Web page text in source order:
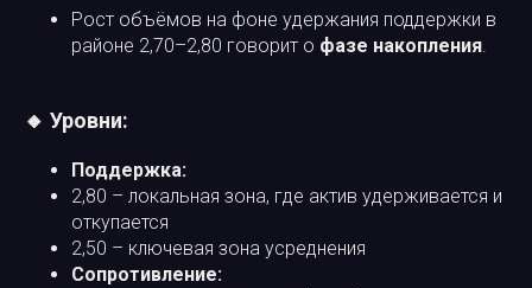
Рост объёмов на фоне удержания поддержки в
районе 2,70–2,80 говорит о фазе накопления.
🔸 Уровни:
Поддержка:
2,80 – локальная зона, где актив удерживается и
откупается
2,50 – ключевая зона усреднения
Сопротивление: